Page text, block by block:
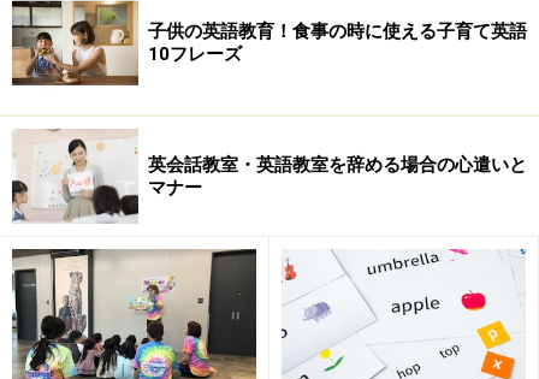
子供の英語教育！食事の時に使える子育て英語
10フレーズ
英会話教室・英語教室を辞める場合の心遣いと
マナー